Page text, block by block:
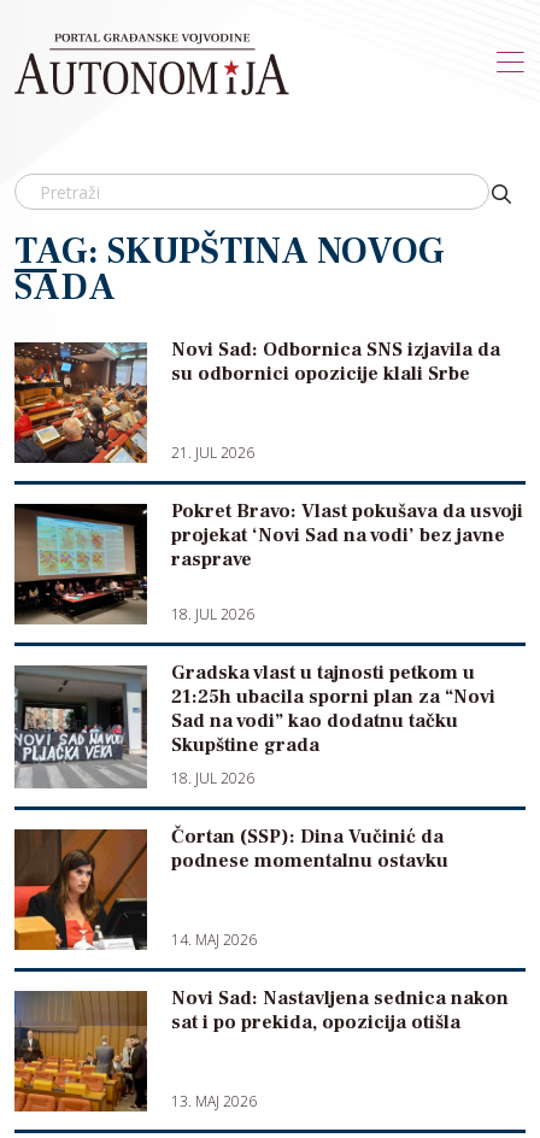
TAG: SKUPŠTINA NOVOG
SADA
Novi Sad: Odbornica SNS izjavila da
su odbornici opozicije klali Srbe
21. JUL 2026
Pokret Bravo: Vlast pokušava da usvoji
projekat ‘Novi Sad na vodi’ bez javne
rasprave
18. JUL 2026
Gradska vlast u tajnosti petkom u
21:25h ubacila sporni plan za “Novi
Sad na vodi” kao dodatnu tačku
Skupštine grada
18. JUL 2026
Čortan (SSP): Dina Vučinić da
podnese momentalnu ostavku
14. MAJ 2026
Novi Sad: Nastavljena sednica nakon
sat i po prekida, opozicija otišla
13. MAJ 2026